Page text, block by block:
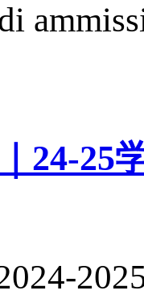
24-25